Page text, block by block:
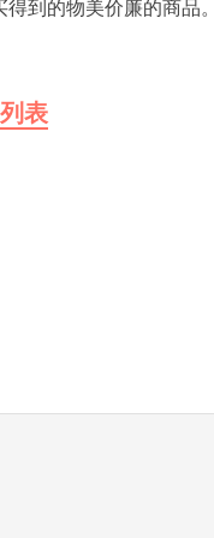
得到的物美价廉的商品
表